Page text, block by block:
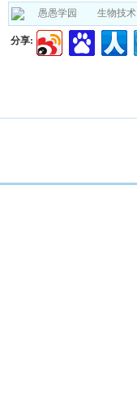
愚愚学园 生物技术
分享: